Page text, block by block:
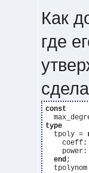
Как
где
const
type
  tpoly =
coeff:
power:
end;
tpolynom